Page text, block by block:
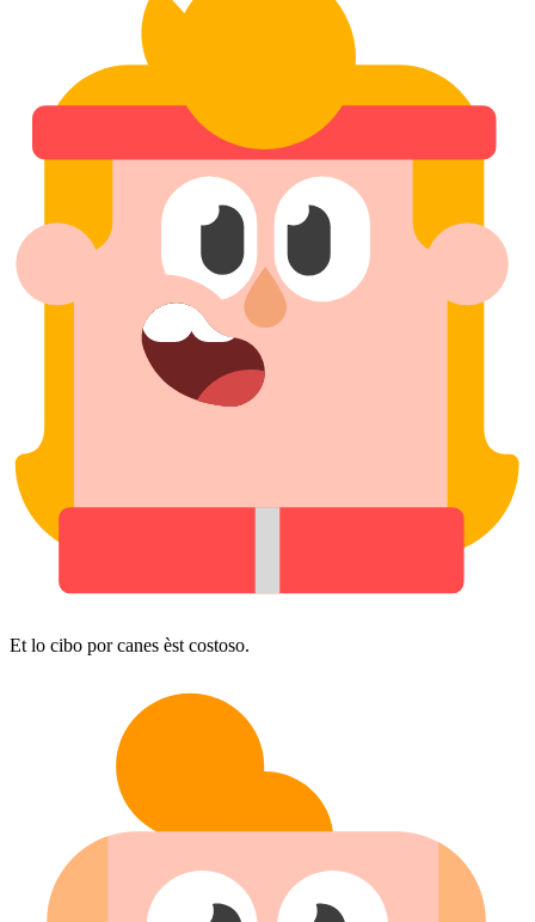
Et lo cibo por canes èst costoso.